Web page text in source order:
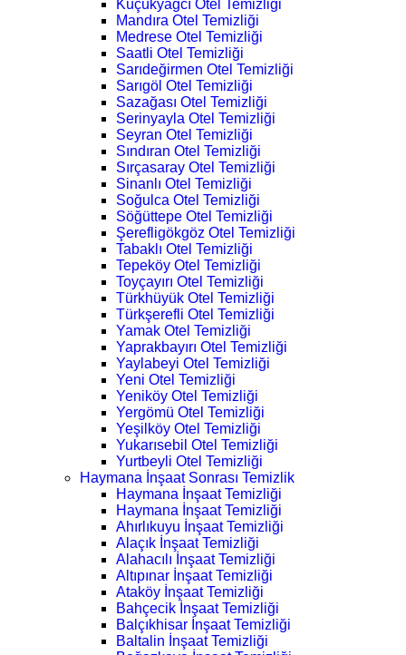
Küçükyağcı Otel Temizliği
Mandıra Otel Temizliği
Medrese Otel Temizliği
Saatli Otel Temizliği
Sarıdeğirmen Otel Temizliği
Sarıgöl Otel Temizliği
Sazağası Otel Temizliği
Serinyayla Otel Temizliği
Seyran Otel Temizliği
Sındıran Otel Temizliği
Sırçasaray Otel Temizliği
Sinanlı Otel Temizliği
Soğulca Otel Temizliği
Söğüttepe Otel Temizliği
Şerefligökgöz Otel Temizliği
Tabaklı Otel Temizliği
Tepeköy Otel Temizliği
Toyçayırı Otel Temizliği
Türkhüyük Otel Temizliği
Türkşerefli Otel Temizliği
Yamak Otel Temizliği
Yaprakbayırı Otel Temizliği
Yaylabeyi Otel Temizliği
Yeni Otel Temizliği
Yeniköy Otel Temizliği
Yergömü Otel Temizliği
Yeşilköy Otel Temizliği
Yukarısebil Otel Temizliği
Yurtbeyli Otel Temizliği
Haymana İnşaat Sonrası Temizlik
Haymana İnşaat Temizliği
Haymana İnşaat Temizliği
Ahırlıkuyu İnşaat Temizliği
Alaçık İnşaat Temizliği
Alahacılı İnşaat Temizliği
Altıpınar İnşaat Temizliği
Ataköy İnşaat Temizliği
Bahçecik İnşaat Temizliği
Balçıkhisar İnşaat Temizliği
Baltalin İnşaat Temizliği